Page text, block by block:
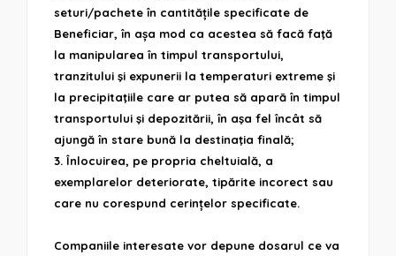
seturi/pachete în cantitățile specificate de
Beneficiar, în așa mod ca acestea să facă faţă
la manipularea în timpul transportului,
tranzitului şi expunerii la temperaturi extreme şi
la precipitaţiile care ar putea să apară în timpul
transportului şi depozitării, în aşa fel încât să
ajungă în stare bună la destinaţia finală;
3. Înlocuirea, pe propria cheltuială, a
exemplarelor deteriorate, tipărite incorect sau
care nu corespund cerințelor specificate.
Companiile interesate vor depune dosarul ce va